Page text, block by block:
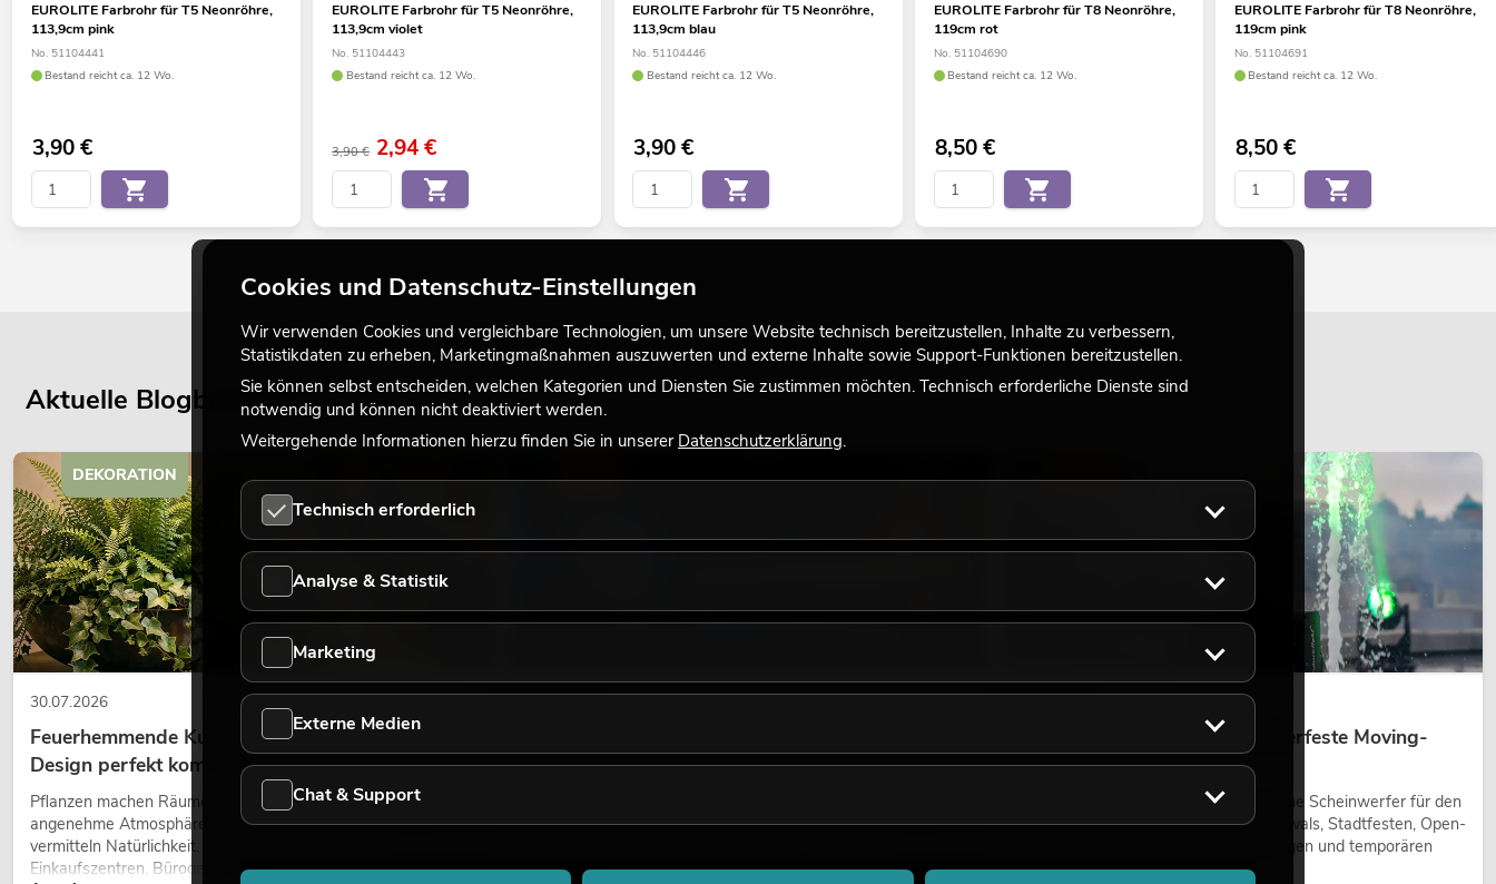
EUROLITE Farbrohr für T5 Neonröhre,
113,9cm pink
No. 51104441
Bestand reicht ca. 12 Wo.
3,90€
EUROLITE Farbrohr für T5 Neonröhre,
113,9cm violet
No. 51104443
Bestand reicht ca. 12 Wo.
3,90 € 2,94€
EUROLITE Farbrohr für T5 Neonröhre,
113,9cm blau
No. 51104446
Bestand reicht ca. 12 Wo.
3,90€
EUROLITE Farbrohr für T8 Neonröhre,
119cm rot
No. 51104690
Bestand reicht ca. 12 Wo.
8,50€
EUROLITE Farbrohr für T8 Neonröhre,
119cm pink
No. 51104691
Bestand reicht ca. 12 Wo.
8,50€
Aktuelle Blogbeiträge
30.07.2026
Feuerhemmende Kunstpflanzen: Sicherheit und
Design perfekt kombiniert
Pflanzen machen Räume lebendig. Sie schaffen eine
angenehme Atmosphäre, verbessern das Ambiente und
vermitteln Natürlichkeit. Ob in Hotels, Restaurants,
Einkaufszentren, Bürogebäuden oder auf Messeständen: eine
DEKORATION
warmes Licht wieder wirkt
Akzente prägen viele aktuelle Lichtdesigns auf Bühnen, in
nostalgischer Effekt, sondern ein bewusst eingesetztes
LICHT
Outdoor Moving-Heads: Wetterfeste Moving-
Heads bei Events
Outdoor Moving-Heads sind bewegliche Scheinwerfer für den
Einsatz im Freien. Sie werden bei Festivals, Stadtfesten, Open-
Air-Konzerten, Architekturinszenierungen und temporären
Außeninstallationen eingesetzt.
LICHT
Cookies und Datenschutz-Einstellungen
Wir verwenden Cookies und vergleichbare Technologien, um unsere Website technisch bereitzustellen, Inhalte zu verbessern,
Statistikdaten zu erheben, Marketingmaßnahmen auszuwerten und externe Inhalte sowie Support-Funktionen bereitzustellen.
Sie können selbst entscheiden, welchen Kategorien und Diensten Sie zustimmen möchten. Technisch erforderliche Dienste sind
notwendig und können nicht deaktiviert werden.
Weitergehende Informationen hierzu finden Sie in unserer Datenschutzerklärung.
Technisch erforderlich
Analyse & Statistik
Marketing
Externe Medien
Chat & Support